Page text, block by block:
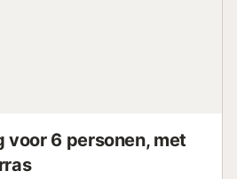
voor 6 personen, met